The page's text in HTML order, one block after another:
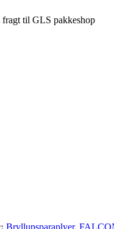
fragt til GLS pakkeshop